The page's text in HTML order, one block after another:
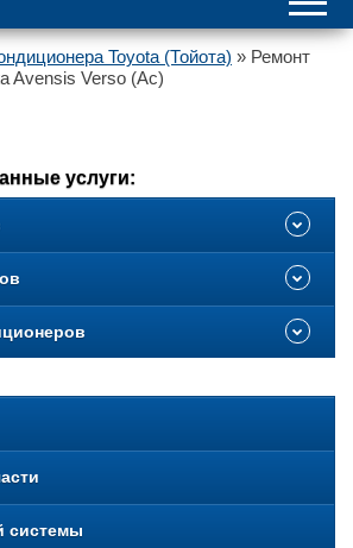
Toyota (Тойота) » Ремонт
Avensis Verso (Ac)
услуги:
системы